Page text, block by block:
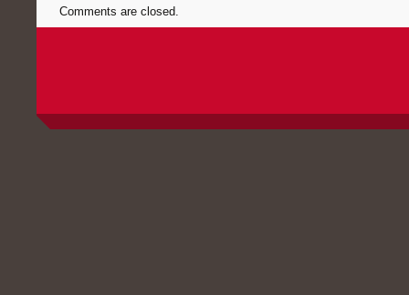
Comments are closed.